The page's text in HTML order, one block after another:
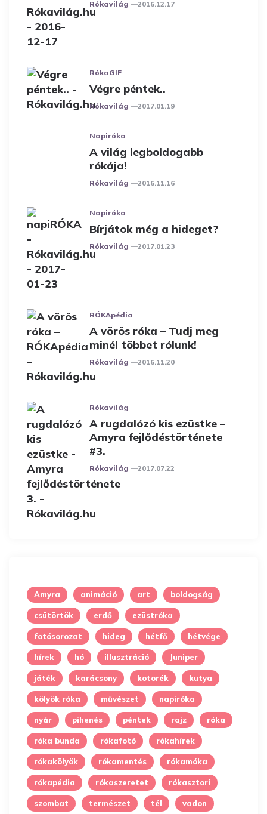
Posted
Rókavilág 2016.12.17
RókaGIF
Végre péntek..
Posted
Rókavilág 2017.01.19
Napiróka
A világ legboldogabb
rókája!
Posted
Rókavilág 2016.11.16
Napiróka
Bírjátok még a hideget?
Posted
Rókavilág 2017.01.23
RÓKApédia
A vörös róka – Tudj meg
minél többet rólunk!
Posted
Rókavilág 2016.11.20
Rókavilág
A rugdalózó kis ezüstke –
Amyra fejlődéstörténete
#3.
Posted
Rókavilág 2017.07.22
Amyra animáció art boldogság
csütörtök erdő ezüstróka
fotósorozat hideg hétfő hétvége
hírek hó illusztráció Juniper
játék karácsony kotorék kutya
kölyök róka művészet napiróka
nyár pihenés péntek rajz róka
róka bunda rókafotó rókahírek
rókakölyök rókamentés rókamóka
rókapédia rókaszeretet rókasztori
szombat természet tél vadon